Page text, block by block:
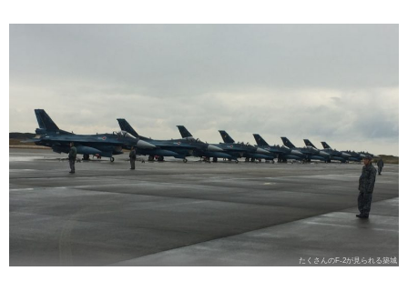
たくさんのF-2が見られる築城